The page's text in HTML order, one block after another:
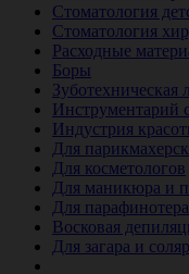
Стоматология
Стоматология
Расходные
Боры
Зуботехническая
Инструментарий
Индустрия
Для
Для косметологов
Для маникюра и
Для
Восковая
Для загара и